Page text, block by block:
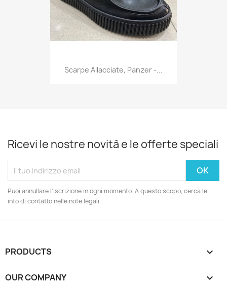
Scarpe Allacciate, Panzer -...
Ricevi le nostre novità e le offerte speciali
Puoi annullare l'iscrizione in ogni momento. A questo scopo, cerca le
info di contatto nelle note legali.
PRODUCTS 
OUR COMPANY 